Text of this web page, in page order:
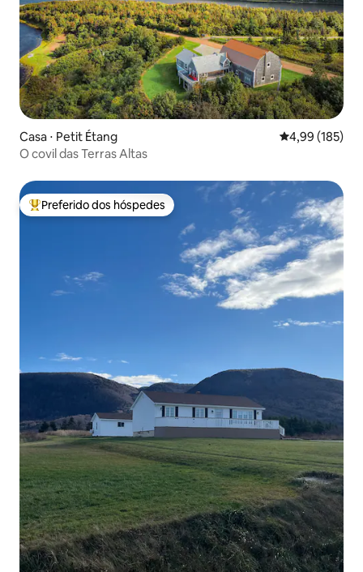
Casa ⋅ Petit Étang 4,99 de uma
4,99 (185)
O covil das Terras Altas
Entre os melhores preferidos dos hóspedes
Preferido dos hóspedes